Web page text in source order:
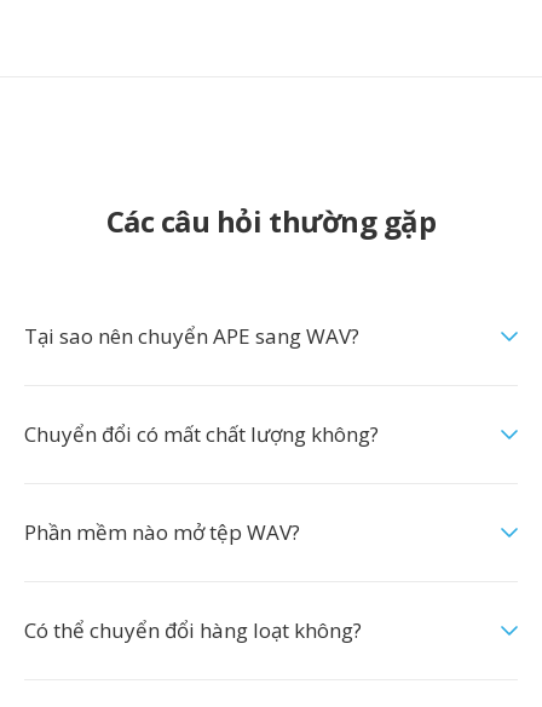
Các câu hỏi thường gặp
Tại sao nên chuyển APE sang WAV?
Chuyển đổi có mất chất lượng không?
Phần mềm nào mở tệp WAV?
Có thể chuyển đổi hàng loạt không?